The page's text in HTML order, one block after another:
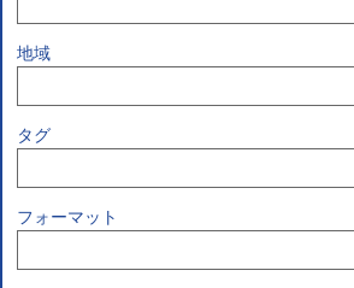
地域
タグ
フォーマット